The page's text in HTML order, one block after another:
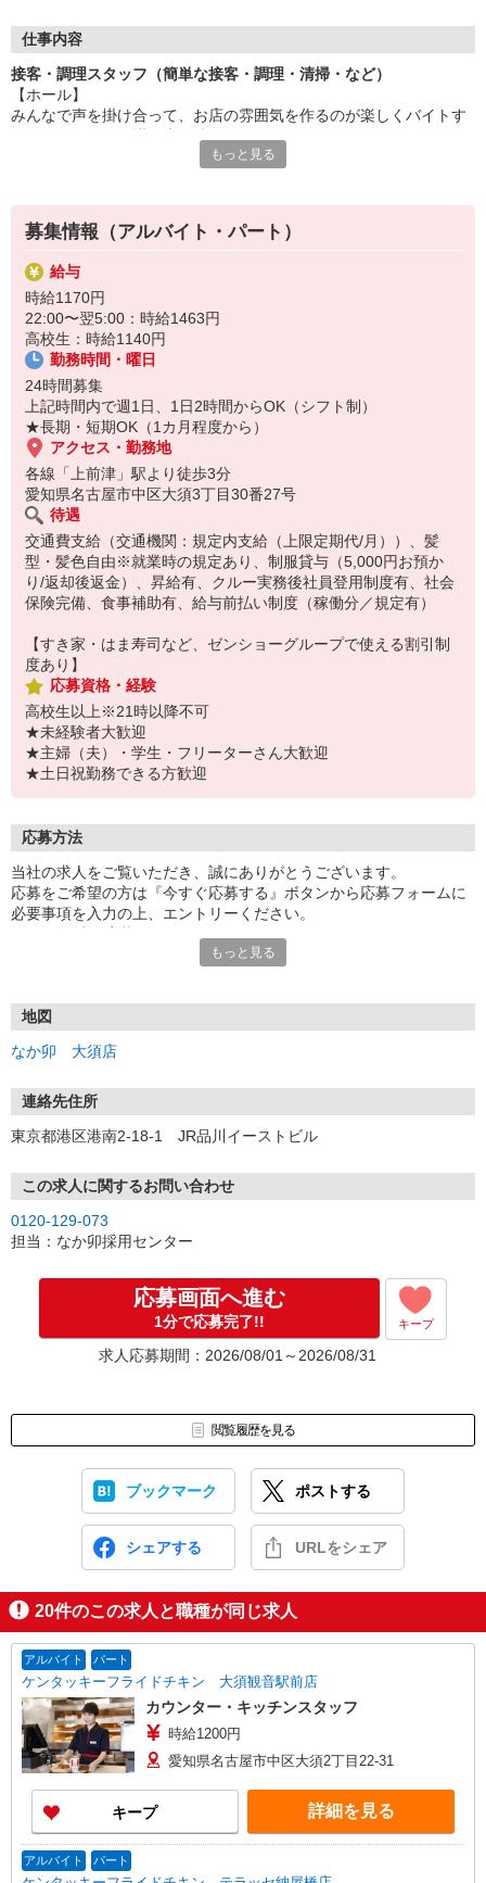
◆食事補助あり
◆給与前払いあり
⇒今月ピンチで！という時も安心！
◆社員登用あり
⇒ゆくゆくは社員としてしっかり働きたい方にもオススメ！
馴染みの
ゼンショーグループの一員として、安心・安定の環境で働けま
す。
仕事内容
接客・調理スタッフ（簡単な接客・調理・清掃・など）
【ホール】
みんなで声を掛け合って、お店の雰囲気を作るのが楽しくバイトす
セルフオーダー、セルフ会計で、現金の受け渡しはほとんどありま
【キッチン】
うどんを湯掻いたり、丼を作ったり、なか卯自慢の「こだわりメニ
ュー」をスピーディに調理してください。
すべての商品にマニュアルがあり料理が苦手な方も初日から簡単に
おいしい商品が作れます◎
もっと見る
募集情報（アルバイト・パート）
給与
時給1170円
22:00〜翌5:00：時給1463円
高校生：時給1140円
勤務時間・曜日
24時間募集
上記時間内で週1日、1日2時間からOK（シフト制）
★長期・短期OK（1カ月程度から）
アクセス・勤務地
各線「上前津」駅より徒歩3分
愛知県名古屋市中区大須3丁目30番27号
待遇
交通費支給（交通機関：規定内支給（上限定期代/月））、髪
型・髪色自由※就業時の規定あり、制服貸与（5,000円お預か
り/返却後返金）、昇給有、クルー実務後社員登用制度有、社会
保険完備、食事補助有、給与前払い制度（稼働分／規定有）
【すき家・はま寿司など、ゼンショーグループで使える割引制
度あり】
応募資格・経験
高校生以上※21時以降不可
★未経験者大歓迎
★主婦（夫）・学生・フリーターさん大歓迎
★土日祝勤務できる方歓迎
応募方法
当社の求人をご覧いただき、誠にありがとうございます。
応募をご希望の方は『今すぐ応募する』ボタンから応募フォームに
必要事項を入力の上、エントリーください。
号」など
もっと見る
地図
なか卯 大須店
連絡先住所
東京都港区港南2-18-1 JR品川イーストビル
この求人に関するお問い合わせ
0120-129-073
担当：なか卯採用センター
応募画面へ進む
1分で応募完了!! キープ
求人応募期間：2026/08/01～2026/08/31
閲覧履歴を見る
ブックマーク ポストする
シェアする URLをシェア
20件のこの求人と職種が同じ求人
アルバイト パート
ケンタッキーフライドチキン 大須観音駅前店
カウンター・キッチンスタッフ
時給1200円
愛知県名古屋市中区大須2丁目22-31
キープ 詳細を見る
アルバイト パート